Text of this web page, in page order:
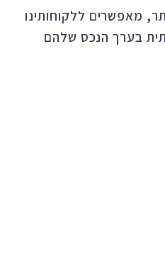
מאפשרים ללקוחותינו
בערך הנכס שלהם